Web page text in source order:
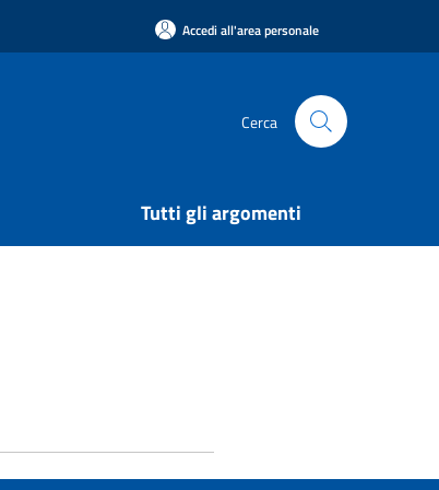
Accedi all'area personale
Cerca
Tutti gli argomenti